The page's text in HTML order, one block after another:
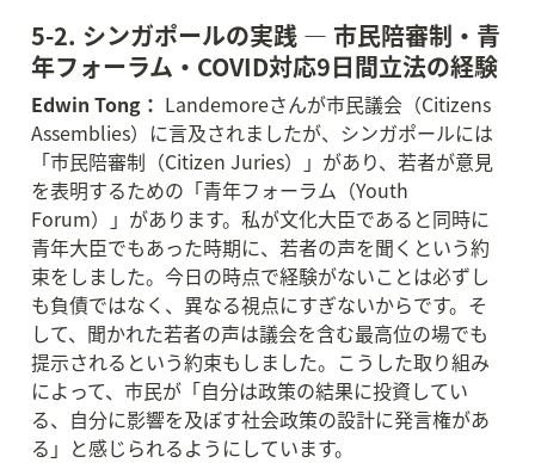
5-2. シンガポールの実践 — 市民陪審制・青
年フォーラム・COVID対応9日間立法の経験
Edwin Tong： Landemoreさんが市民議会（Citizens
Assemblies）に言及されましたが、シンガポールには
「市民陪審制（Citizen Juries）」があり、若者が意見
を表明するための「青年フォーラム（Youth
Forum）」があります。私が文化大臣であると同時に
青年大臣でもあった時期に、若者の声を聞くという約
束をしました。今日の時点で経験がないことは必ずし
も負債ではなく、異なる視点にすぎないからです。そ
して、聞かれた若者の声は議会を含む最高位の場でも
提示されるという約束もしました。こうした取り組み
によって、市民が「自分は政策の結果に投資してい
る、自分に影響を及ぼす社会政策の設計に発言権があ
る」と感じられるようにしています。